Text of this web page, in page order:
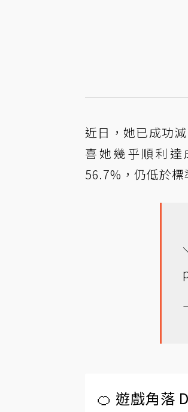
近日，她已成功
喜她幾乎順利
56.7%，仍低於
🍊 遊戲角落